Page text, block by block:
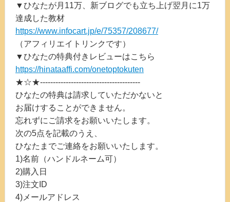
▼ひなたが月11万、新ブログでも立ち上げ翌月に1万
達成した教材
https://www.infocart.jp/e/75357/208677/
（アフィリエイトリンクです）
▼ひなたの特典付きレビューはこちら
https://hinataaffi.com/onetoptokuten
★☆★---------------------------------------
ひなたの特典は請求していただかないと
お届けすることができません。
忘れずにご請求をお願いいたします。
次の5点を記載のうえ、
ひなたまでご連絡をお願いいたします。
1)名前（ハンドルネーム可）
2)購入日
3)注文ID
4)メールアドレス